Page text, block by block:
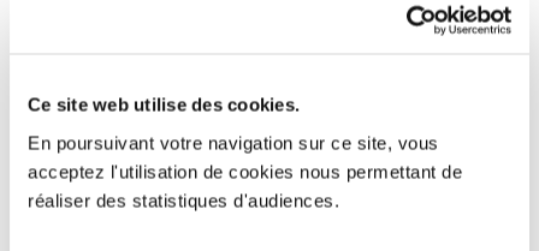
Ce site web utilise des cookies.
En poursuivant votre navigation sur ce site, vous
acceptez l'utilisation de cookies nous permettant de
réaliser des statistiques d'audiences.